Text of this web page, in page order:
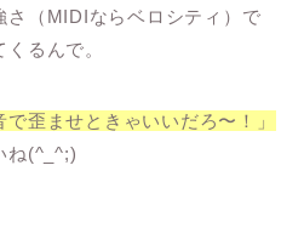
さ（MIDIならベロシティ）で
るんで。
で歪ませときゃいいだろ〜！」
ね(^_^;)